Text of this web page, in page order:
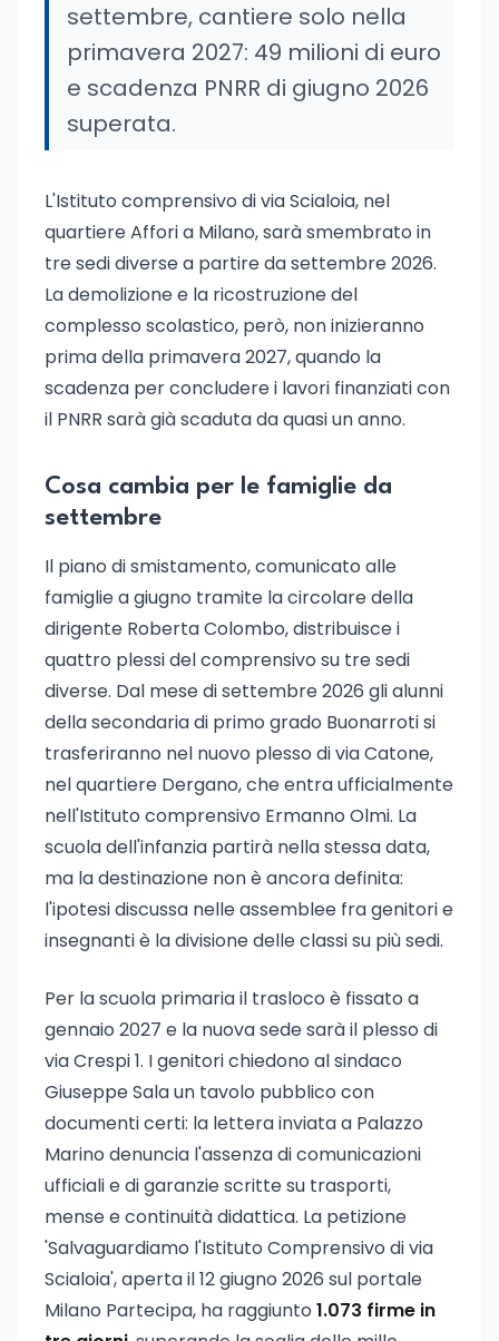
settembre, cantiere solo nella
primavera 2027: 49 milioni di euro
e scadenza PNRR di giugno 2026
superata.
L'Istituto comprensivo di via Scialoia, nel
quartiere Affori a Milano, sarà smembrato in
tre sedi diverse a partire da settembre 2026.
La demolizione e la ricostruzione del
complesso scolastico, però, non inizieranno
prima della primavera 2027, quando la
scadenza per concludere i lavori finanziati con
il PNRR sarà già scaduta da quasi un anno.
Cosa cambia per le famiglie da
settembre
Il piano di smistamento, comunicato alle
famiglie a giugno tramite la circolare della
dirigente Roberta Colombo, distribuisce i
quattro plessi del comprensivo su tre sedi
diverse. Dal mese di settembre 2026 gli alunni
della secondaria di primo grado Buonarroti si
trasferiranno nel nuovo plesso di via Catone,
nel quartiere Dergano, che entra ufficialmente
nell'Istituto comprensivo Ermanno Olmi. La
scuola dell'infanzia partirà nella stessa data,
ma la destinazione non è ancora definita:
l'ipotesi discussa nelle assemblee fra genitori e
insegnanti è la divisione delle classi su più sedi.
Per la scuola primaria il trasloco è fissato a
gennaio 2027 e la nuova sede sarà il plesso di
via Crespi 1. I genitori chiedono al sindaco
Giuseppe Sala un tavolo pubblico con
documenti certi: la lettera inviata a Palazzo
Marino denuncia l'assenza di comunicazioni
ufficiali e di garanzie scritte su trasporti,
mense e continuità didattica. La petizione
'Salvaguardiamo l'Istituto Comprensivo di via
Scialoia', aperta il 12 giugno 2026 sul portale
Milano Partecipa, ha raggiunto 1.073 firme in